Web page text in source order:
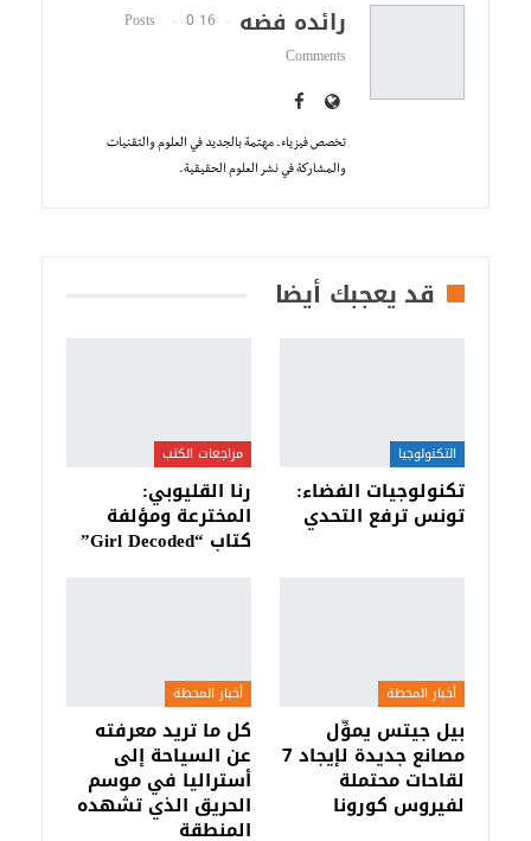
رائده فضه 16 Posts
0
Comments
تخصص فيزياء. مهتمة بالجديد في العلوم والتقنيات
والمشاركة في نشر العلوم الحقيقية.
قد يعجبك أيضا
التكنولوجيا
تكنولوجيات الفضاء:
تونس ترفع التحدي
مراجعات الكتب
رنا القليوبي:
المخترعة ومؤلفة
كتاب “Girl Decoded”
أخبار المحطة
بيل جيتس يموِّل
مصانع جديدة لإيجاد 7
لقاحات محتملة
لفيروس كورونا
أخبار المحطة
كل ما تريد معرفته
عن السياحة إلى
أستراليا في موسم
الحريق الذي تشهده
المنطقة